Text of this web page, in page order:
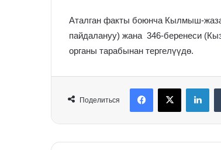
Аталган факты боюнча Кылмыш-
пайдалануу) жана 346-беренеси
органы тарабынан тергелүүдө.
Поделиться
FacebookX